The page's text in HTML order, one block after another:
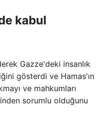
kabul
Gazze'deki insanlık
gösterdi ve Hamas'ın
ve mahkumları
sorumlu olduğunu